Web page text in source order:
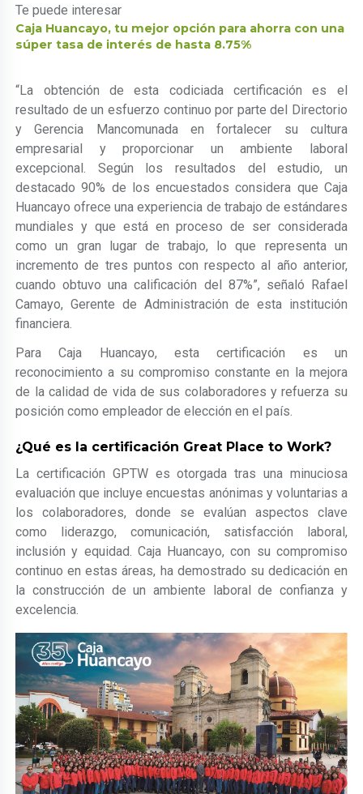
Te puede interesar
Caja Huancayo, tu mejor opción para ahorra con una
súper tasa de interés de hasta 8.75%
“La obtención de esta codiciada certificación es el
resultado de un esfuerzo continuo por parte del Directorio
y Gerencia Mancomunada en fortalecer su cultura
empresarial y proporcionar un ambiente laboral
excepcional. Según los resultados del estudio, un
destacado 90% de los encuestados considera que Caja
Huancayo ofrece una experiencia de trabajo de estándares
mundiales y que está en proceso de ser considerada
como un gran lugar de trabajo, lo que representa un
incremento de tres puntos con respecto al año anterior,
cuando obtuvo una calificación del 87%”, señaló Rafael
Camayo, Gerente de Administración de esta institución
financiera.
Para Caja Huancayo, esta certificación es un
reconocimiento a su compromiso constante en la mejora
de la calidad de vida de sus colaboradores y refuerza su
posición como empleador de elección en el país.
¿Qué es la certificación Great Place to Work?
La certificación GPTW es otorgada tras una minuciosa
evaluación que incluye encuestas anónimas y voluntarias a
los colaboradores, donde se evalúan aspectos clave
como liderazgo, comunicación, satisfacción laboral,
inclusión y equidad. Caja Huancayo, con su compromiso
continuo en estas áreas, ha demostrado su dedicación en
la construcción de un ambiente laboral de confianza y
excelencia.